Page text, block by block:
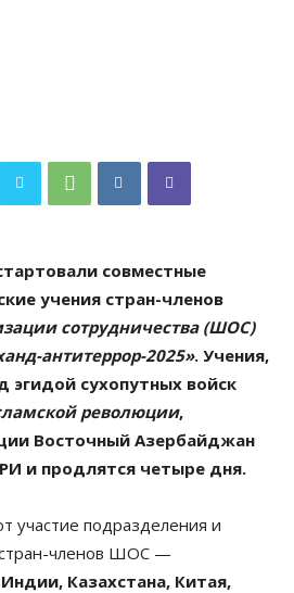
совместные
учения стран-членов
сотрудничества (ШОС)
антитеррор-2025». Учения,
эгидой сухопутных войск
революции,
Восточный Азербайджан
и продлятся четыре дня.
участие подразделения и
членов ШОС —
Казахстана, Китая,